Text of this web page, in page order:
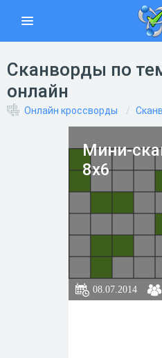
Сканворды по
онлайн
Онлайн кроссворды
Мини-
8x6
08.07.2014